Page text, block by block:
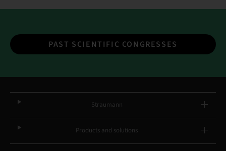
PAST SCIENTIFIC CONGRESSES
Straumann
Products and solutions